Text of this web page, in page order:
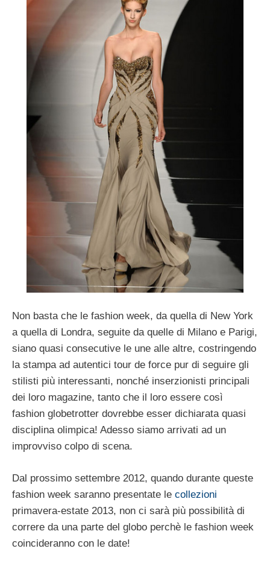
Non basta che le fashion week, da quella di New York
a quella di Londra, seguite da quelle di Milano e Parigi,
siano quasi consecutive le une alle altre, costringendo
la stampa ad autentici tour de force pur di seguire gli
stilisti più interessanti, nonché inserzionisti principali
dei loro magazine, tanto che il loro essere così
fashion globetrotter dovrebbe esser dichiarata quasi
disciplina olimpica! Adesso siamo arrivati ad un
improvviso colpo di scena.
Dal prossimo settembre 2012, quando durante queste
fashion week saranno presentate le collezioni
primavera-estate 2013, non ci sarà più possibilità di
correre da una parte del globo perchè le fashion week
coincideranno con le date!